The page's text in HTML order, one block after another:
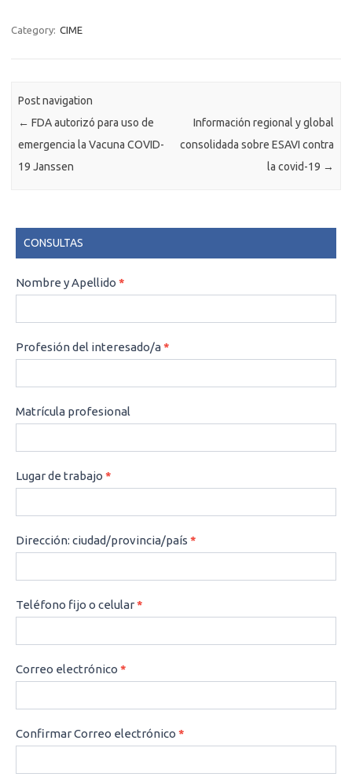
Category: CIME
Post navigation
← FDA autorizó para uso de
emergencia la Vacuna COVID-
19 Janssen
Información regional y global
consolidada sobre ESAVI contra
la covid-19 →
CONSULTAS
CONSULTAS
Nombre y Apellido *
Profesión del interesado/a*
Matrícula profesional
Lugar de trabajo *
Dirección: ciudad/provincia/país *
Teléfono fijo o celular*
Correo electrónico *
Confirmar Correo electrónico *